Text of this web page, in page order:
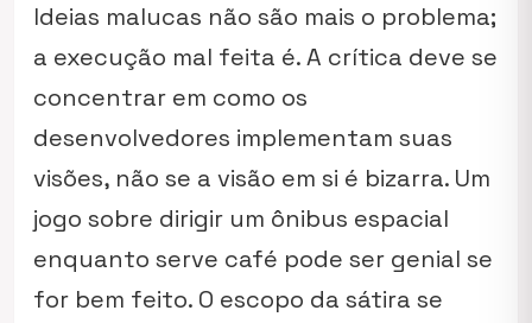
Ideias malucas não são mais o problema;
a execução mal feita é. A crítica deve se
concentrar em como os
desenvolvedores implementam suas
visões, não se a visão em si é bizarra. Um
jogo sobre dirigir um ônibus espacial
enquanto serve café pode ser genial se
for bem feito. O escopo da sátira se